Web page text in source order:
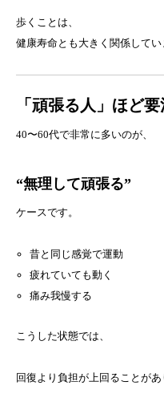
歩くことは、
健康寿命とも大きく関係してい
「頑張る人」ほど
40〜60代で非常に多いのが、
“無理して頑張る”
ケースです。
昔と同じ感覚で運動
疲れていても動く
痛み我慢する
こうした状態では、
回復より負担が上回ることがあ